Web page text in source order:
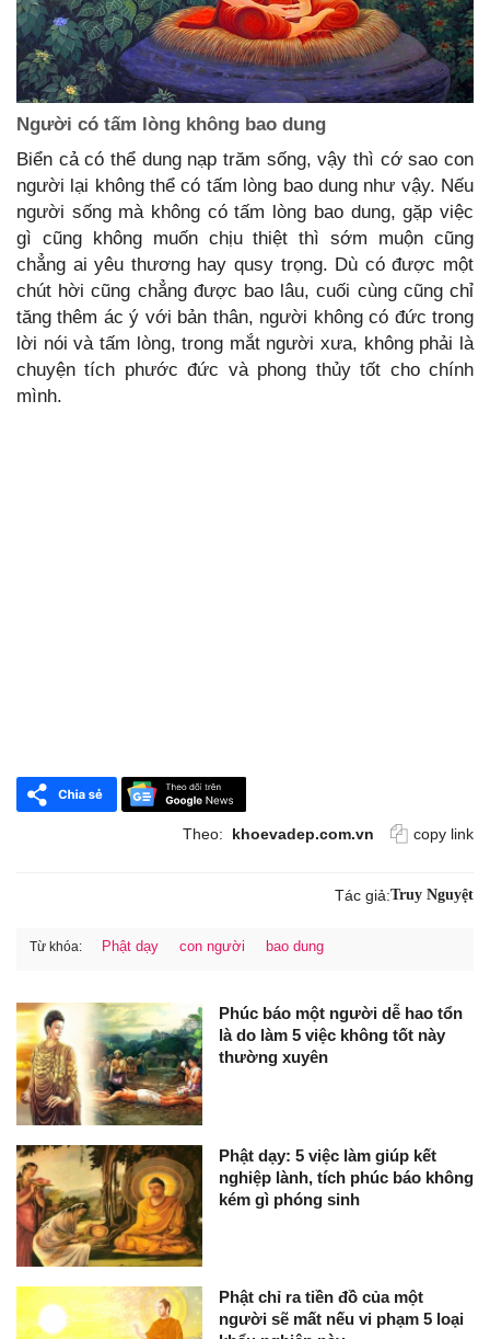
Người có tấm lòng không bao dung
Biển cả có thể dung nạp trăm sống, vậy thì cớ sao con
người lại không thể có tấm lòng bao dung như vậy. Nếu
người sống mà không có tấm lòng bao dung, gặp việc
gì cũng không muốn chịu thiệt thì sớm muộn cũng
chẳng ai yêu thương hay qusy trọng. Dù có được một
chút hời cũng chẳng được bao lâu, cuối cùng cũng chỉ
tăng thêm ác ý với bản thân, người không có đức trong
lời nói và tấm lòng, trong mắt người xưa, không phải là
chuyện tích phước đức và phong thủy tốt cho chính
mình.
Theo: khoevadep.com.vn copy link
Tác giả:Truy Nguyệt
Từ khóa: Phật dạy con người bao dung
Phúc báo một người dễ hao tổn
là do làm 5 việc không tốt này
thường xuyên
Phật dạy: 5 việc làm giúp kết
nghiệp lành, tích phúc báo không
kém gì phóng sinh
Phật chỉ ra tiền đồ của một
người sẽ mất nếu vi phạm 5 loại